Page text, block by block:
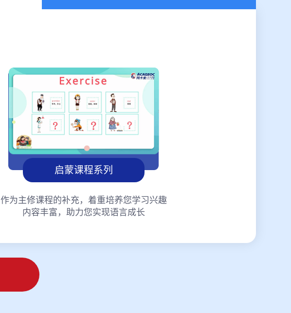
启蒙课程系列
作为主修课程的补充，着重培养您学习兴趣
内容丰富，助力您实现语言成长